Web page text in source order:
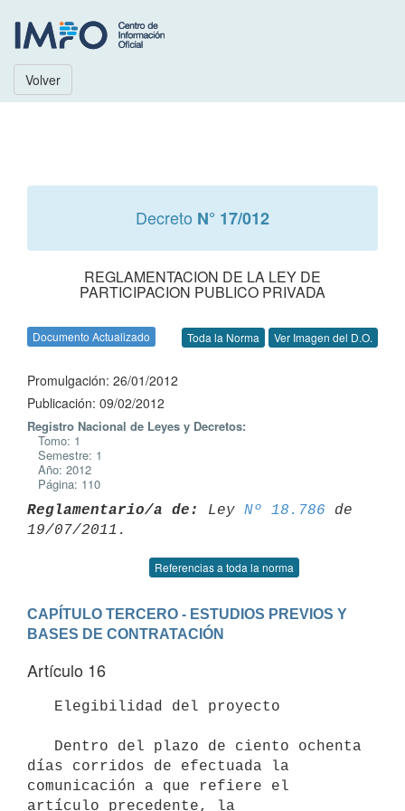
Volver
Decreto N° 17/012
REGLAMENTACION DE LA LEY DE
PARTICIPACION PUBLICO PRIVADA
Documento Actualizado Toda la Norma Ver Imagen del D.O.
Promulgación: 26/01/2012
Publicación: 09/02/2012
Registro Nacional de Leyes y Decretos:
Tomo: 1
Semestre: 1
Año: 2012
Página: 110
Reglamentario/a de: Ley Nº 18.786 de
Referencias a toda la norma
CAPÍTULO TERCERO - ESTUDIOS PREVIOS Y
BASES DE CONTRATACIÓN
Artículo 16
días corridos de efectuada la
comunicación a que refiere el
artículo precedente, la